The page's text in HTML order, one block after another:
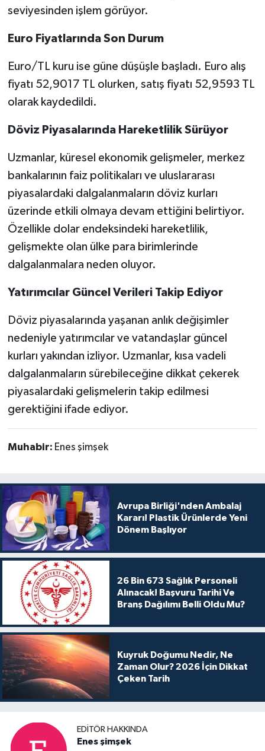
seviyesinden işlem görüyor.
Euro Fiyatlarında Son Durum
Euro/TL kuru ise güne düşüşle başladı. Euro alış
fiyatı 52,9017 TL olurken, satış fiyatı 52,9593 TL
olarak kaydedildi.
Döviz Piyasalarında Hareketlilik Sürüyor
Uzmanlar, küresel ekonomik gelişmeler, merkez
bankalarının faiz politikaları ve uluslararası
piyasalardaki dalgalanmaların döviz kurları
üzerinde etkili olmaya devam ettiğini belirtiyor.
Özellikle dolar endeksindeki hareketlilik,
gelişmekte olan ülke para birimlerinde
dalgalanmalara neden oluyor.
Yatırımcılar Güncel Verileri Takip Ediyor
Döviz piyasalarında yaşanan anlık değişimler
nedeniyle yatırımcılar ve vatandaşlar güncel
kurları yakından izliyor. Uzmanlar, kısa vadeli
dalgalanmaların sürebileceğine dikkat çekerek
piyasalardaki gelişmelerin takip edilmesi
gerektiğini ifade ediyor.
Muhabir: Enes şimşek
Avrupa Birliği'nden Ambalaj
Kararı! Plastik Ürünlerde Yeni
Dönem Başlıyor
26 Bin 673 Sağlık Personeli
Alınacak! Başvuru Tarihi Ve
Branş Dağılımı Belli Oldu Mu?
Kuyruk Doğumu Nedir, Ne
Zaman Olur? 2026 İçin Dikkat
Çeken Tarih
EDITÖR HAKKINDA
Enes şimşek